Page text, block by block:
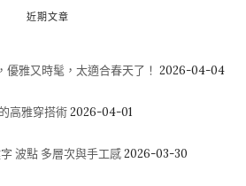
近期文章
優雅又時髦，太適合春天了！ 2026-04-04
高雅穿搭術 2026-04-01
波點 多層次與手工感 2026-03-30